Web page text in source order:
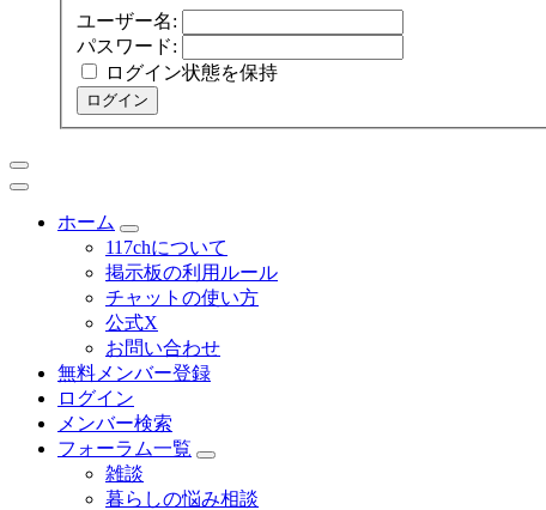
ユーザー名:
パスワード:
ログイン状態を保持
ログイン
ホーム
117chについて
掲示板の利用ルール
チャットの使い方
公式X
お問い合わせ
無料メンバー登録
ログイン
メンバー検索
フォーラム一覧
雑談
暮らしの悩み相談